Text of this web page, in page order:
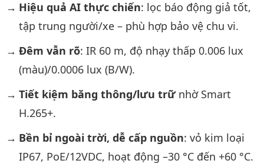
Hiệu quả AI thực chiến: lọc báo động giả tốt,
tập trung người/xe – phù hợp bảo vệ chu vi.
Đêm vẫn rõ: IR 60 m, độ nhạy thấp 0.006 lux
(màu)/0.0006 lux (B/W).
Tiết kiệm băng thông/lưu trữnhờ Smart
H.265+.
Bền bỉ ngoài trời, dễ cấp nguồn: vỏ kim loại
IP67, PoE/12VDC, hoạt động –30 °C đến +60 °C.